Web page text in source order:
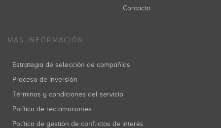
Contacto
MÁS INFORMACIÓN
Estrategia de selección de compañías
Proceso de inversión
Términos y condiciones del servicio
Política de reclamaciones
Política de gestión de conflictos de interés